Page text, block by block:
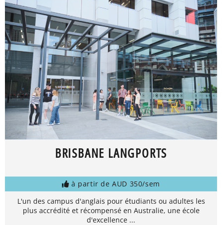
BRISBANE LANGPORTS
à partir de AUD 350/sem
L'un des campus d'anglais pour étudiants ou adultes les
plus accrédité et récompensé en Australie, une école
d'excellence ...